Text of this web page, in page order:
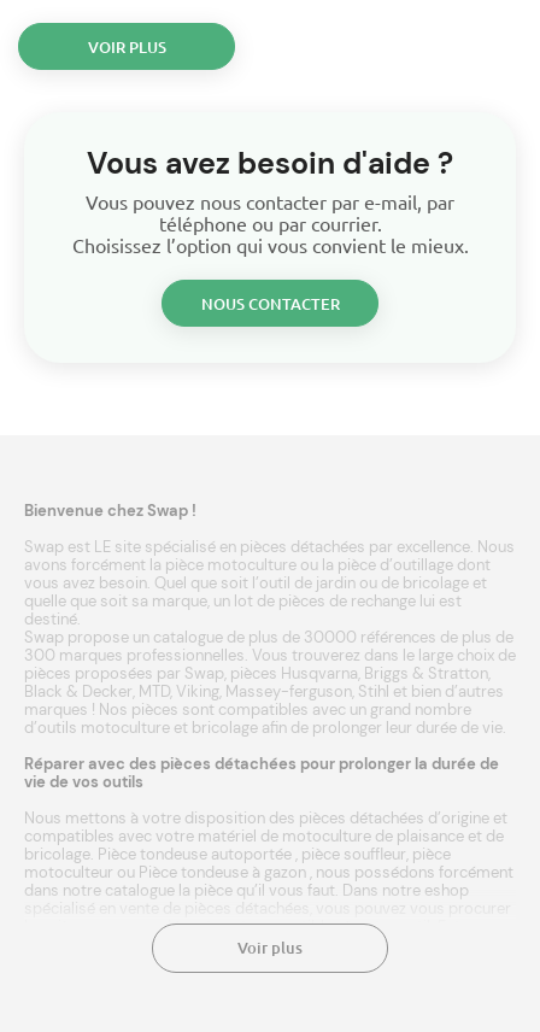
VOIR PLUS
Vous avez besoin d'aide ?
Vous pouvez nous contacter par e-mail, par
téléphone ou par courrier.
Choisissez l’option qui vous convient le mieux.
NOUS CONTACTER
Bienvenue chez Swap !
Swap est LE site spécialisé en pièces détachées par excellence. Nous
avons forcément la pièce motoculture ou la pièce d’outillage dont
vous avez besoin. Quel que soit l’outil de jardin ou de bricolage et
quelle que soit sa marque, un lot de pièces de rechange lui est
destiné.
Swap propose un catalogue de plus de 30000 références de plus de
300 marques professionnelles. Vous trouverez dans le large choix de
pièces proposées par Swap, pièces Husqvarna, Briggs & Stratton,
Black & Decker, MTD,Viking, Massey-ferguson, Stihl et bien d’autres
marques ! Nos pièces sont compatibles avec un grand nombre
d’outils motoculture et bricolage afin de prolonger leur durée de vie.
Réparer avec des pièces détachées pour prolonger la durée de
vie de vos outils
Nous mettons à votre disposition des pièces détachées d’origine et
compatibles avec votre matériel de motoculture de plaisance et de
bricolage. Pièce tondeuse autoportée , pièce souffleur, pièce
motoculteur ou Pièce tondeuse à gazon , nous possédons forcément
dans notre catalogue la pièce qu’il vous faut. Dans notre eshop
spécialisé en vente de pièces détachées, vous pouvez vous procurer
les pièces neuves adéquates et compatibles à votre outil. Entrez
simplement la marque ou référence de votre matériel agricole, et
laissez notre moteur de recherche faire le reste ! Une fois
Voir plus